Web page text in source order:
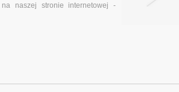
na naszej stronie internetowej -